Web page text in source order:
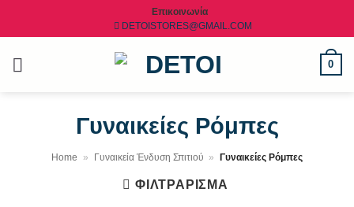
Επικοινωνία
DETOISTORES@GMAIL.COM
0
Γυναικείες Ρόμπες
Home » Γυναικεία Ένδυση Σπιτιού » Γυναικείες Ρόμπες
ΦΙΛΤΡΆΡΙΣΜΑ